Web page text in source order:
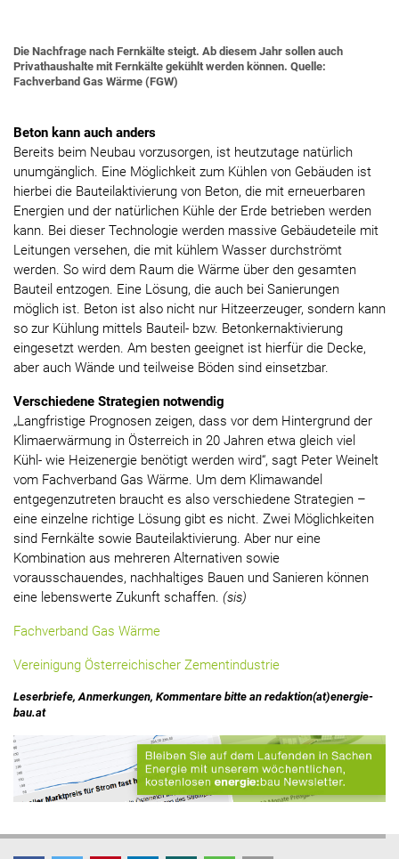
Die Nachfrage nach Fernkälte steigt. Ab diesem Jahr sollen auch
Privathaushalte mit Fernkälte gekühlt werden können. Quelle:
Fachverband Gas Wärme (FGW)
Beton kann auch anders
Bereits beim Neubau vorzusorgen, ist heutzutage natürlich
unumgänglich. Eine Möglichkeit zum Kühlen von Gebäuden ist
hierbei die Bauteilaktivierung von Beton, die mit erneuerbaren
Energien und der natürlichen Kühle der Erde betrieben werden
kann. Bei dieser Technologie werden massive Gebäudeteile mit
Leitungen versehen, die mit kühlem Wasser durchströmt
werden. So wird dem Raum die Wärme über den gesamten
Bauteil entzogen. Eine Lösung, die auch bei Sanierungen
möglich ist. Beton ist also nicht nur Hitzeerzeuger, sondern kann
so zur Kühlung mittels Bauteil- bzw. Betonkernaktivierung
eingesetzt werden. Am besten geeignet ist hierfür die Decke,
aber auch Wände und teilweise Böden sind einsetzbar.
Verschiedene Strategien notwendig
„Langfristige Prognosen zeigen, dass vor dem Hintergrund der
Klimaerwärmung in Österreich in 20 Jahren etwa gleich viel
Kühl- wie Heizenergie benötigt werden wird“, sagt Peter Weinelt
vom Fachverband Gas Wärme. Um dem Klimawandel
entgegenzutreten braucht es also verschiedene Strategien –
eine einzelne richtige Lösung gibt es nicht. Zwei Möglichkeiten
sind Fernkälte sowie Bauteilaktivierung. Aber nur eine
Kombination aus mehreren Alternativen sowie
vorausschauendes, nachhaltiges Bauen und Sanieren können
eine lebenswerte Zukunft schaffen. (sis)
Fachverband Gas Wärme
Vereinigung Österreichischer Zementindustrie
Leserbriefe, Anmerkungen, Kommentare bitte an redaktion(at)energie-
bau.at